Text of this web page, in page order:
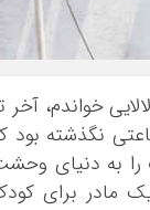
ایلام
بوشهر
تهران
چهار محال و
خراسان
خراسان رضوی
خواندم، آخر
نگذشته بود
را به دنیای
مادر برای